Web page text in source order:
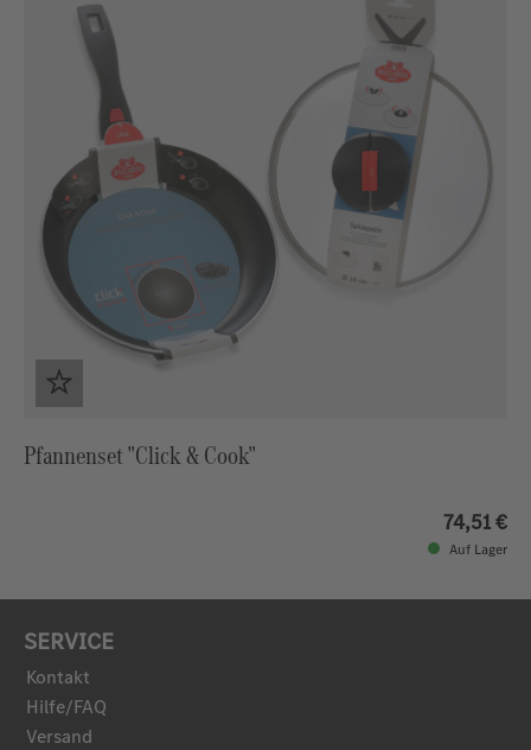
Pfannenset "Click & Cook"
74,51 €
Auf Lager
SERVICE
Kontakt
Hilfe/FAQ
Versand